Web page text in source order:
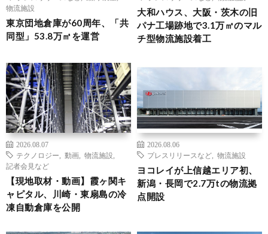
物流施設
東京団地倉庫が60周年、「共
同型」53.8万㎡を運営
大和ハウス、大阪・茨木の旧
パナ工場跡地で3.1万㎡のマル
チ型物流施設着工
2026.08.07
テクノロジー
動画 物流施設
記者会見など
【現地取材・動画】霞ヶ関キ
ャピタル、川崎・東扇島の冷
凍自動倉庫を公開
2026.08.06
プレスリリースなど
物流施設
ヨコレイが上信越エリア初、
新潟・長岡で2.7万tの物流拠
点開設